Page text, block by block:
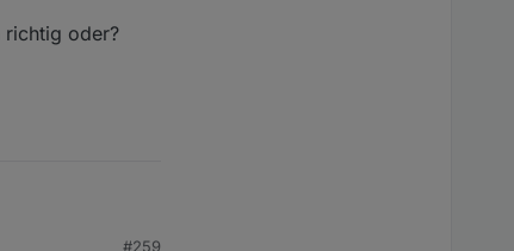
richtig oder?
#259